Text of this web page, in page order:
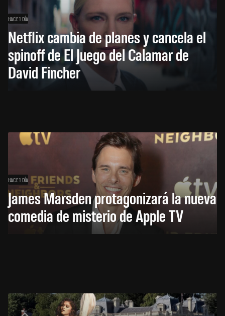
HACE 1 DÍA
Netflix cambia de planes y cancela el
spinoff de El Juego del Calamar de
David Fincher
HACE 1 DÍA
James Marsden protagonizará la nueva
comedia de misterio de Apple TV